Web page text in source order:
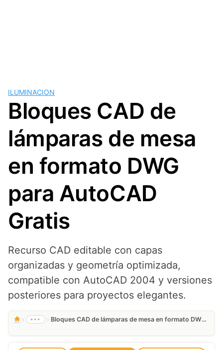
ILUMINACION
Bloques CAD de
lámparas de mesa
en formato DWG
para AutoCAD
Gratis
Recurso CAD editable con capas
organizadas y geometría optimizada,
compatible con AutoCAD 2004 y versiones
posteriores para proyectos elegantes.
› ••• › Bloques CAD de lámparas de mesa en formato DWG para AutoCAD Gratis